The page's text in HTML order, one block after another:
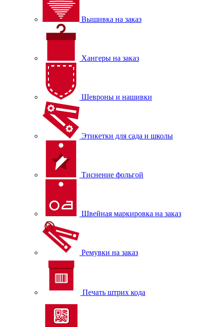
Вышивка на заказ
Хангеры на заказ
Шевроны и нашивки
Этикетки для сада и школы
Тиснение фольгой
Швейная маркировка на заказ
Ремувки на заказ
Печать штрих кода